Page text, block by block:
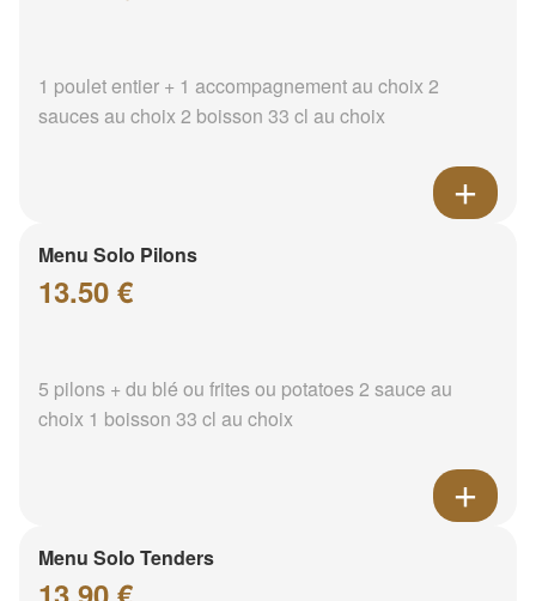
1 poulet entier + 1 accompagnement au choix 2
sauces au choix 2 boisson 33 cl au choix
Menu Solo Pilons
13.50 €
5 pilons + du blé ou frites ou potatoes 2 sauce au
choix 1 boisson 33 cl au choix
Menu Solo Tenders